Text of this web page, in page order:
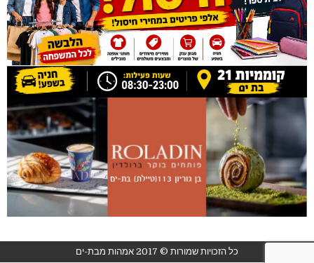
כל הזכויות שמורות © 2017 אמהות מבת-ים